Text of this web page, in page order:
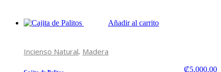
Añadir al carrito
Incienso Natural, Madera
₡5,000.00